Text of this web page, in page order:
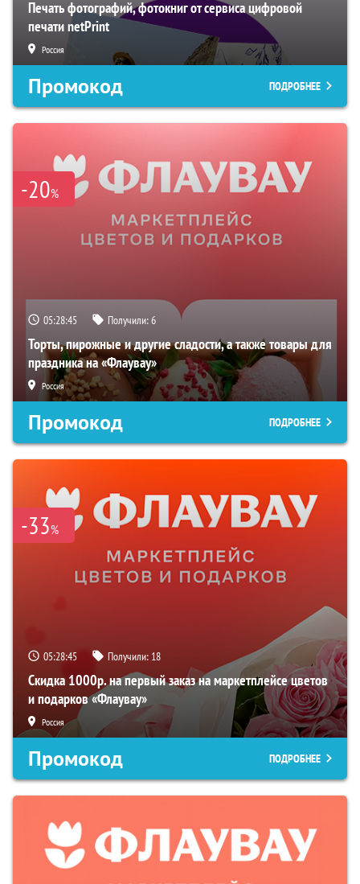
Печать фотографий, фотокниг от сервиса цифровой
печати netPrint
Россия
Промокод ПОДРОБНЕЕ
-20%
05:28:44 Получили:6
Торты, пирожные и другие сладости, а также товары для
праздника на «Флаувау»
Россия
Промокод ПОДРОБНЕЕ
-33%
05:28:44 Получили: 18
Скидка 1000р. на первый заказ на маркетплейсе цветов
и подарков «Флаувау»
Россия
Промокод ПОДРОБНЕЕ